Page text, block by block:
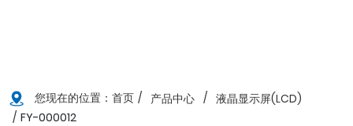
您现在的位置：首页 产品中心
液晶显示屏(LCD)
FY-000012